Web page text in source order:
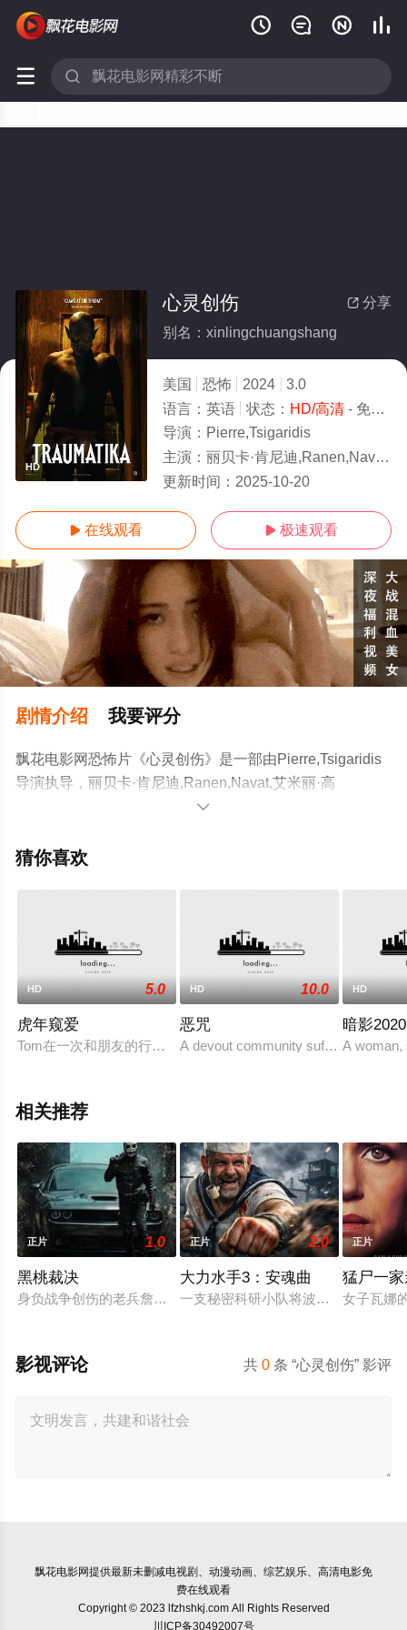
   
 
HD
 分享
心灵创伤
别名：xinlingchuangshang
美国 恐怖 2024
3.0
语言： 英语 状态： HD/高清- 免费在线观看
导演： Pierre,Tsigaridis
主演： 丽贝卡·肯尼迪,Ranen,Navat,艾米丽·高斯,Susan,Gayle,Watts
更新时间： 2025-10-20
 在线观看  极速观看
剧情介绍 我要评分
飘花电影网恐怖片《心灵创伤》是一部由Pierre,Tsigaridis
导演执导，丽贝卡·肯尼迪,Ranen,Navat,艾米丽·高
斯,Susan,Gayle,Watts等演员精彩演绎的美国电影，手机免
关信息可移步至豆瓣电影、电视猫或剧情网等平台了解。

猜你喜欢
HD 5.0
虎年窥爱
Tom在一次和朋友的行窃时爱上了住在公寓的历史讲师Lars，之
HD 10.0
恶咒
A devout community suffering from a
HD
暗影2020
A woman,
相关推荐
正片 1.0
黑桃裁决
身负战争创伤的老兵詹姆斯·毕肖普警探，正努力回归正常生活
正片 2.0
大力水手3：安魂曲
一支秘密科研小队将波派囚禁在地下
正片
猛尸一
女子瓦娜
共0 条 “心灵创伤” 影评
影视评论
飘花电影网提供最新未删减电视剧、动漫动画、综艺娱乐、高清电影免
费在线观看
Copyright © 2023 lfzhshkj.com All Rights Reserved
川ICP备30492007号